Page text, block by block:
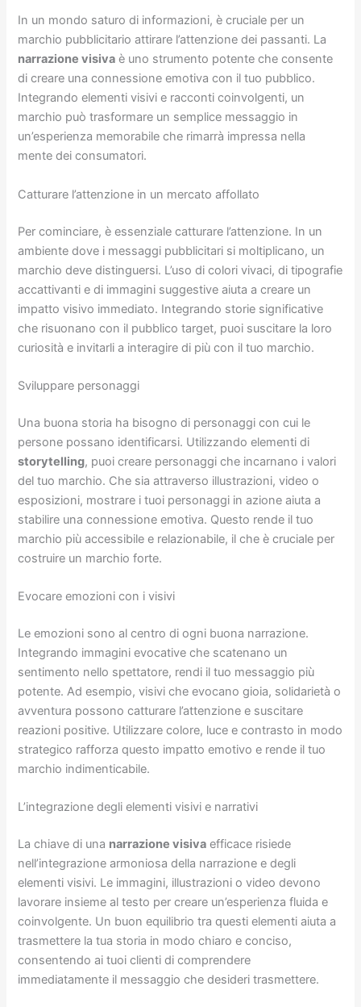
In un mondo saturo di informazioni, è cruciale per un
marchio pubblicitario attirare l’attenzione dei passanti. La
narrazione visiva è uno strumento potente che consente
di creare una connessione emotiva con il tuo pubblico.
Integrando elementi visivi e racconti coinvolgenti, un
marchio può trasformare un semplice messaggio in
un’esperienza memorabile che rimarrà impressa nella
mente dei consumatori.
Catturare l’attenzione in un mercato affollato
Per cominciare, è essenziale catturare l’attenzione. In un
ambiente dove i messaggi pubblicitari si moltiplicano, un
marchio deve distinguersi. L’uso di colori vivaci, di tipografie
accattivanti e di immagini suggestive aiuta a creare un
impatto visivo immediato. Integrando storie significative
che risuonano con il pubblico target, puoi suscitare la loro
curiosità e invitarli a interagire di più con il tuo marchio.
Sviluppare personaggi
Una buona storia ha bisogno di personaggi con cui le
persone possano identificarsi. Utilizzando elementi di
storytelling, puoi creare personaggi che incarnano i valori
del tuo marchio. Che sia attraverso illustrazioni, video o
esposizioni, mostrare i tuoi personaggi in azione aiuta a
stabilire una connessione emotiva. Questo rende il tuo
marchio più accessibile e relazionabile, il che è cruciale per
costruire un marchio forte.
Evocare emozioni con i visivi
Le emozioni sono al centro di ogni buona narrazione.
Integrando immagini evocative che scatenano un
sentimento nello spettatore, rendi il tuo messaggio più
potente. Ad esempio, visivi che evocano gioia, solidarietà o
avventura possono catturare l’attenzione e suscitare
reazioni positive. Utilizzare colore, luce e contrasto in modo
strategico rafforza questo impatto emotivo e rende il tuo
marchio indimenticabile.
L’integrazione degli elementi visivi e narrativi
La chiave di una narrazione visiva efficace risiede
nell’integrazione armoniosa della narrazione e degli
elementi visivi. Le immagini, illustrazioni o video devono
lavorare insieme al testo per creare un’esperienza fluida e
coinvolgente. Un buon equilibrio tra questi elementi aiuta a
trasmettere la tua storia in modo chiaro e conciso,
consentendo ai tuoi clienti di comprendere
immediatamente il messaggio che desideri trasmettere.